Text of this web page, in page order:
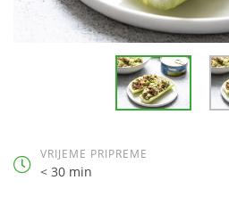
VRIJEME PRIPREME
< 30 min